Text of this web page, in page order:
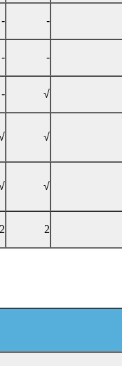
-
-
-
-
√
-
√
√
2
2